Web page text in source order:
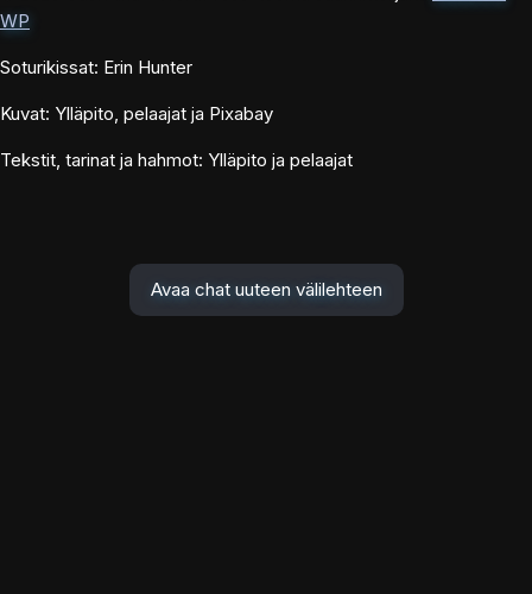
WP
Soturikissat: Erin Hunter
Kuvat: Ylläpito, pelaajat ja Pixabay
Tekstit, tarinat ja hahmot: Ylläpito ja pelaajat
Avaa chat uuteen välilehteen